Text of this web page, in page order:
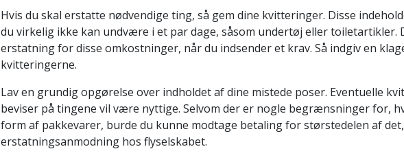
Hvis du skal erstatte nødvendige ting, så gem dine kvitteringer. Disse
du virkelig ikke kan undvære i et par dage, såsom undertøj eller
erstatning for disse omkostninger, når du indsender et krav. Så indgiv en
kvitteringerne.
Lav en grundig opgørelse over indholdet af dine mistede poser. Eventuelle
beviser på tingene vil være nyttige. Selvom der er nogle begrænsninger for,
form af pakkevarer, burde du kunne modtage betaling for størstedelen af
erstatningsanmodning hos flyselskabet.